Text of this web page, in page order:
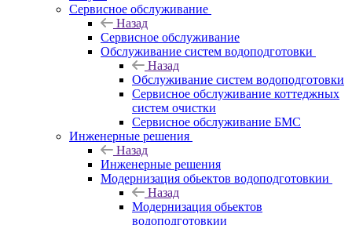
Сервисное обслуживание
Назад
Сервисное обслуживание
Обслуживание систем водоподготовки
Назад
Обслуживание систем водоподготовки
Сервисное обслуживание коттеджных
систем очистки
Сервисное обслуживание БМС
Инженерные решения
Назад
Инженерные решения
Модернизация обьектов водоподготовкии
Назад
Модернизация обьектов
водоподготовкии